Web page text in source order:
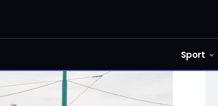
Sport